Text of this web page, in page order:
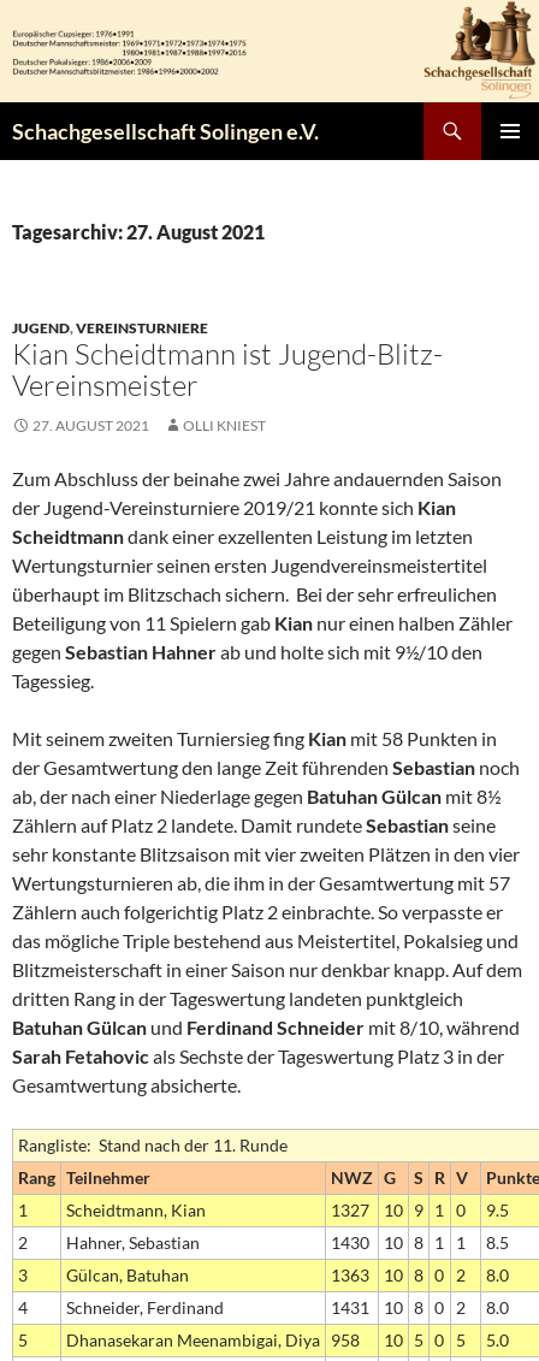
Inhalt
springen
Schachgesellschaft Solingen e.V.
Tagesarchiv: 27. August 2021
JUGEND,VEREINSTURNIERE
Kian Scheidtmann ist Jugend-Blitz-
Vereinsmeister
27. AUGUST 2021 OLLI KNIEST
Zum Abschluss der beinahe zwei Jahre andauernden Saison
der Jugend-Vereinsturniere 2019/21 konnte sich Kian
Scheidtmanndank einer exzellenten Leistung im letzten
Wertungsturnier seinen ersten Jugendvereinsmeistertitel
überhaupt im Blitzschach sichern. Bei der sehr erfreulichen
Beteiligung von 11 Spielern gab Kian nur einen halben Zähler
gegen Sebastian Hahnerab und holte sich mit 9½/10 den
Tagessieg.
Mit seinem zweiten Turniersieg fing Kian mit 58 Punkten in
der Gesamtwertung den lange Zeit führenden Sebastian noch
ab, der nach einer Niederlage gegen Batuhan Gülcan mit 8½
Zählern auf Platz 2 landete. Damit rundeteSebastianseine
sehr konstante Blitzsaison mit vier zweiten Plätzen in den vier
Wertungsturnieren ab, die ihm in der Gesamtwertung mit 57
Zählern auch folgerichtig Platz 2 einbrachte. So verpasste er
das mögliche Triple bestehend aus Meistertitel, Pokalsieg und
Blitzmeisterschaft in einer Saison nur denkbar knapp. Auf dem
dritten Rang in der Tageswertung landeten punktgleich
Batuhan Gülcan und Ferdinand Schneider mit 8/10, während
Sarah Fetahovicals Sechste der Tageswertung Platz 3 in der
Gesamtwertung absicherte.
Rangliste: Stand nach der 11. Runde
Rang Teilnehmer NWZ G S R V
Punkte
1
Scheidtmann, Kian 1327 10 9 1 0
9.5
2
Hahner, Sebastian 1430 10 8 1 1
8.5
3
Gülcan, Batuhan 1363 10 8 0 2
8.0
4
Schneider, Ferdinand 1431 10 8 0 2
8.0
5
Dhanasekaran Meenambigai, Diya 958 10 5 0 5
5.0